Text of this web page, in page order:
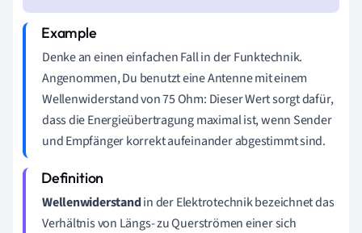
Denke an einen einfachen Fall in der Funktechnik.
Angenommen, Du benutzt eine Antenne mit einem
Wellenwiderstand von 75 Ohm: Dieser Wert sorgt dafür,
dass die Energieübertragung maximal ist, wenn Sender
und Empfänger korrekt aufeinander abgestimmt sind.
Wellenwiderstandin der Elektrotechnik bezeichnet das
Verhältnis von Längs- zu Querströmen einer sich